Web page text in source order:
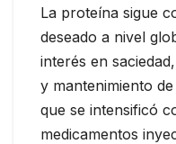
La proteína sigue
deseado a nivel
interés en
y mantenimiento
que se intensificó
medicamentos